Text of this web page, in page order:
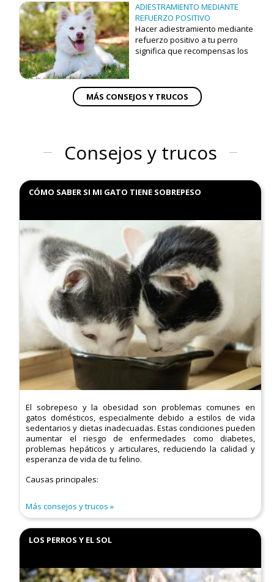
casa
una experiencia agradable.
Sobre todo, si al terminar
reciben un premio.
ADIESTRAMIENTO MEDIANTE
REFUERZO POSITIVO
Hacer adiestramiento mediante
refuerzo positivo a tu perro
significa que recompensas los
gustan.
MÁS CONSEJOS Y TRUCOS
Consejos y trucos
CÓMO SABER SI MI GATO TIENE SOBREPESO
El sobrepeso y la obesidad son problemas comunes en
gatos domésticos, especialmente debido a estilos de vida
sedentarios y dietas inadecuadas. Estas condiciones pueden
aumentar el riesgo de enfermedades como diabetes,
problemas hepáticos y articulares, reduciendo la calidad y
esperanza de vida de tu felino.​
Causas principales:
Más consejos y trucos
LOS PERROS Y EL SOL